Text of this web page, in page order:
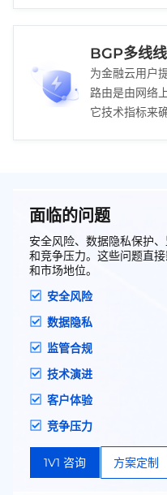
BGP多线
为金融云用户
路由是由网络
它技术指标来
面临的问题
安全风险、数据隐私保护
和竞争压力。这些问题直
和市场地位。
安全风险
数据隐私
监管合规
技术演进
客户体验
竞争压力
1V1 咨询 方案定制